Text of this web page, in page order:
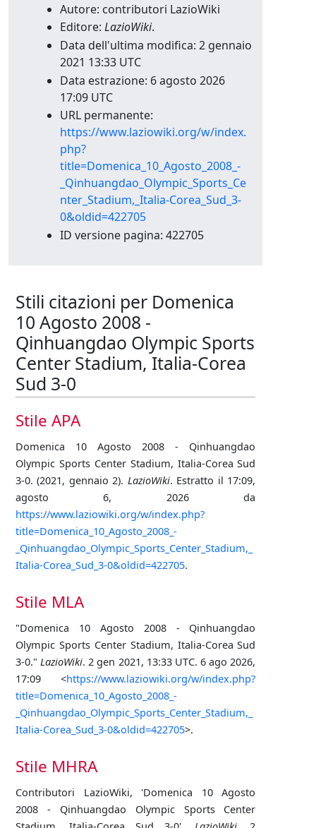
Autore: contributori LazioWiki
Editore: LazioWiki.
Data dell'ultima modifica: 2 gennaio
2021 13:33 UTC
Data estrazione: 6 agosto 2026
17:09 UTC
URL permanente:
https://www.laziowiki.org/w/index.
php?
title=Domenica_10_Agosto_2008_-
_Qinhuangdao_Olympic_Sports_Ce
nter_Stadium,_Italia-Corea_Sud_3-
0&oldid=422705
ID versione pagina: 422705
Stili citazioni per Domenica
10 Agosto 2008 -
Qinhuangdao Olympic Sports
Center Stadium, Italia-Corea
Sud 3-0
Stile APA
Domenica 10 Agosto 2008 - Qinhuangdao
Olympic Sports Center Stadium, Italia-Corea Sud
3-0. (2021, gennaio 2). LazioWiki. Estratto il 17:09,
agosto 6, 2026 da
https://www.laziowiki.org/w/index.php?
title=Domenica_10_Agosto_2008_-
_Qinhuangdao_Olympic_Sports_Center_Stadium,_
Italia-Corea_Sud_3-0&oldid=422705.
Stile MLA
"Domenica 10 Agosto 2008 - Qinhuangdao
Olympic Sports Center Stadium, Italia-Corea Sud
3-0."LazioWiki. 2 gen 2021, 13:33 UTC. 6 ago 2026,
17:09 <https://www.laziowiki.org/w/index.php?
title=Domenica_10_Agosto_2008_-
_Qinhuangdao_Olympic_Sports_Center_Stadium,_
Italia-Corea_Sud_3-0&oldid=422705>.
Stile MHRA
Contributori LazioWiki, 'Domenica 10 Agosto
2008 - Qinhuangdao Olympic Sports Center